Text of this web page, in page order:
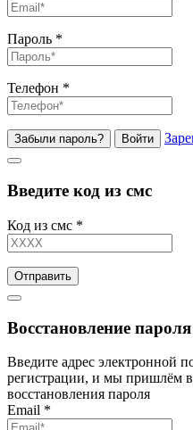
Пароль *
Телефон *
Забыли пароль? Войти
Введите код из смс
Код из смс *
Отправить
Восстановление пароля
Введите адрес электронной
регистрации, и мы пришлём
восстановления пароля
Email *